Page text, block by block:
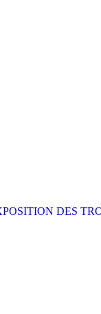
DES